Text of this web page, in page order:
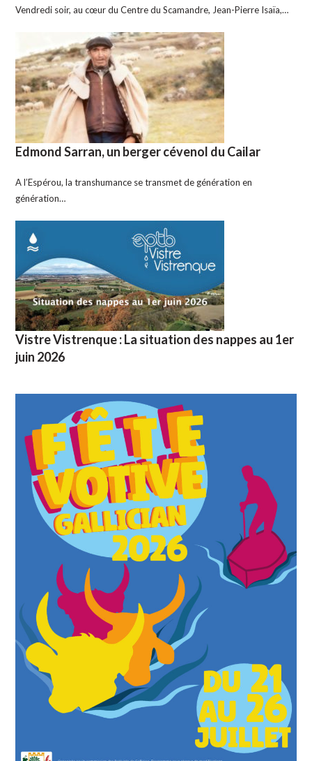
Vendredi soir, au cœur du Centre du Scamandre, Jean-Pierre Isaïa,…
Edmond Sarran, un berger cévenol du Cailar
A l’Espérou, la transhumance se transmet de génération en
génération…
Vistre Vistrenque : La situation des nappes au 1er
juin 2026